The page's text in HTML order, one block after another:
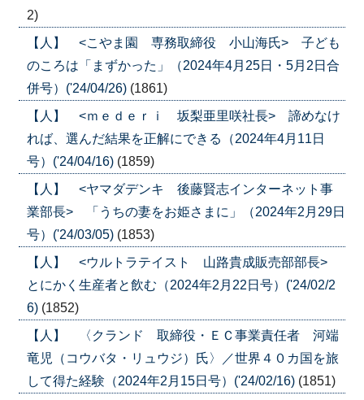
2)
【人】 <こやま園 専務取締役 小山海氏> 子ども
のころは「まずかった」（2024年4月25日・5月2日合
併号）('24/04/26) (1861)
【人】 <ｍｅｄｅｒｉ 坂梨亜里咲社長> 諦めなけ
れば、選んだ結果を正解にできる（2024年4月11日
号）('24/04/16) (1859)
【人】 <ヤマダデンキ 後藤賢志インターネット事
業部長> 「うちの妻をお姫さまに」（2024年2月29日
号）('24/03/05) (1853)
【人】 <ウルトラテイスト 山路貴成販売部部長>
とにかく生産者と飲む（2024年2月22日号）('24/02/2
6) (1852)
【人】 〈クランド 取締役・ＥＣ事業責任者 河端
竜児（コウバタ・リュウジ）氏〉／世界４０カ国を旅
して得た経験（2024年2月15日号）('24/02/16) (1851)